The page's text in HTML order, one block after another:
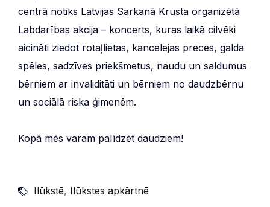
centrā notiks Latvijas Sarkanā Krusta organizētā
Labdarības akcija – koncerts, kuras laikā cilvēki
aicināti ziedot rotaļlietas, kancelejas preces, galda
spēles, sadzīves priekšmetus, naudu un saldumus
bērniem ar invaliditāti un bērniem no daudzbērnu
un sociālā riska ģimenēm.
Kopā mēs varam palīdzēt daudziem!
Ilūkstē, Ilūkstes apkārtnē